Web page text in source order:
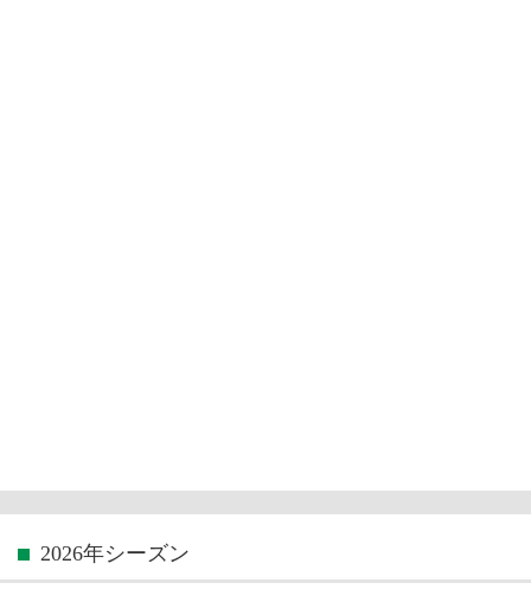
2026年シーズン